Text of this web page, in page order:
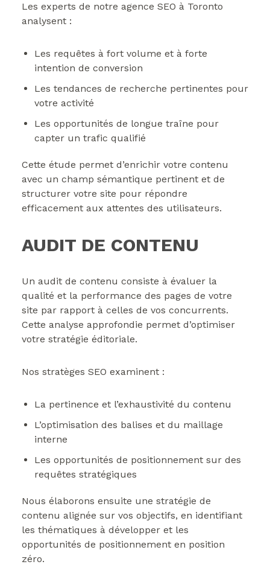
Les experts de notre agence SEO à Toronto
analysent :
Les requêtes à fort volume et à forte
intention de conversion
Les tendances de recherche pertinentes pour
votre activité
Les opportunités de longue traîne pour
capter un trafic qualifié
Cette étude permet d’enrichir votre contenu
avec un champ sémantique pertinent et de
structurer votre site pour répondre
efficacement aux attentes des utilisateurs.
AUDIT DE CONTENU
Un audit de contenu consiste à évaluer la
qualité et la performance des pages de votre
site par rapport à celles de vos concurrents.
Cette analyse approfondie permet d’optimiser
votre stratégie éditoriale.
Nos stratèges SEO examinent :
La pertinence et l’exhaustivité du contenu
L’optimisation des balises et du maillage
interne
Les opportunités de positionnement sur des
requêtes stratégiques
Nous élaborons ensuite une stratégie de
contenu alignée sur vos objectifs, en identifiant
les thématiques à développer et les
opportunités de positionnement en position
zéro.